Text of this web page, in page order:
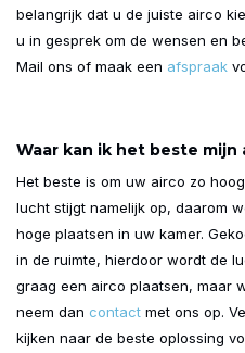
belangrijk dat u de juiste airco
u in gesprek om de wensen en
Mail ons of maak een afspraak
Waar kan ik het beste
Het beste is om uw airco zo
lucht stijgt namelijk op, daarom
hoge plaatsen in uw kamer.
in de ruimte, hierdoor wordt de
graag een airco plaatsen, maar
neem dan contact met ons op.
kijken naar de beste oplossing